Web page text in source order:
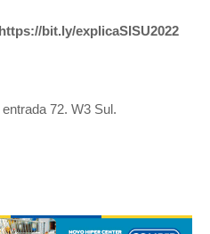
bit.ly/explicaSISU2022
72. W3 Sul.